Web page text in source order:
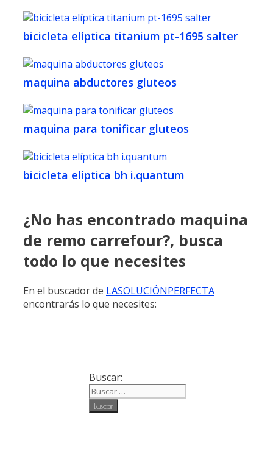
bicicleta elíptica titanium pt-1695 salter
maquina abductores gluteos
maquina para tonificar gluteos
bicicleta elíptica bh i.quantum
¿No has encontrado maquina
de remo carrefour?, busca
todo lo que necesites
En el buscador de LASOLUCIÓNPERFECTA
encontrarás lo que necesites:
Buscar: